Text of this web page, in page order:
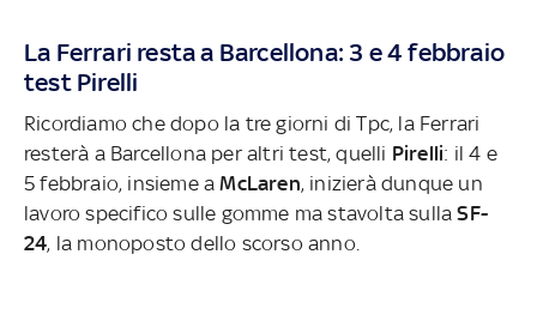
La Ferrari resta a Barcellona: 3 e 4 febbraio
test Pirelli
Ricordiamo che dopo la tre giorni di Tpc, la Ferrari
resterà a Barcellona per altri test, quelli Pirelli: il 4 e
5 febbraio, insieme aMcLaren, inizierà dunque un
lavoro specifico sulle gomme ma stavolta sullaSF-
24, la monoposto dello scorso anno.